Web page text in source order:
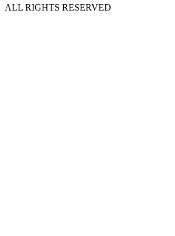
ALL RIGHTS RESERVED